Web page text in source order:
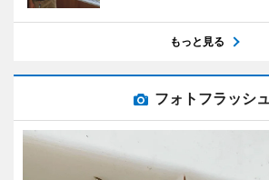
もっと見る
フォトフラッシュ